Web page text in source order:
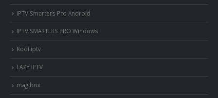
IPTV Smarters Pro Android
IPTV SMARTERS PRO Windows
Kodi iptv
LAZY IPTV
mag box